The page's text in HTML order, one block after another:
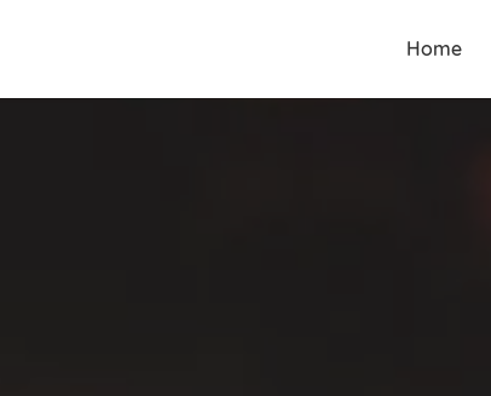
busca serviços e profissionais
Home